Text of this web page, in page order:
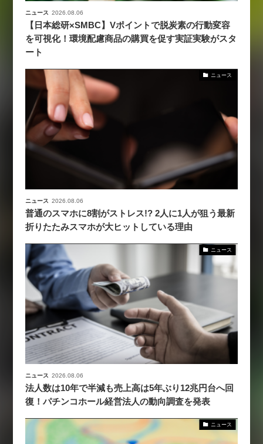
ニュース 2026.08.06
【日本総研×SMBC】Vポイントで脱炭素の行動変容
を可視化！環境配慮商品の購買を促す実証実験がスタ
ート
ニュース
ニュース 2026.08.06
普通のスマホに8割がストレス!? 2人に1人が狙う最新
折りたたみスマホが大ヒットしている理由
ニュース
ニュース 2026.08.06
法人数は10年で半減も売上高は5年ぶり12兆円台へ回
復！パチンコホール経営法人の動向調査を発表
ニュース